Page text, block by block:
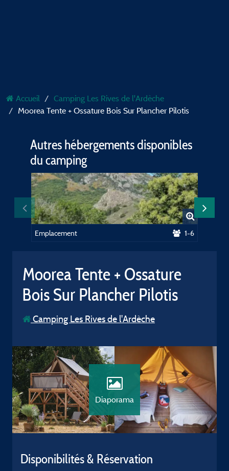
Accueil
Camping Les Rives de l'Ardèche
Moorea Tente + Ossature Bois Sur Plancher Pilotis
Autres hébergements disponibles
du camping
Emplacement 1-6
Moorea Tente + Ossature
Bois Sur Plancher Pilotis
Camping Les Rives de l'Ardèche
Diaporama
Disponibilités & Réservation